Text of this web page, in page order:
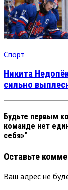
Спорт
Никита
сильно
Будьте первым
команде нет
себя»"
Оставьте
Ваш адрес не